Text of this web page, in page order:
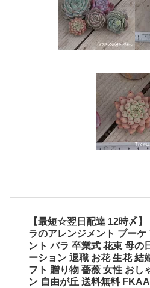
【最短☆翌日配達 12時〆
ラのアレンジメント ブーケ
ント バラ 卒業式 花束 母の
ーション 退職 お花 生花 結
フト 贈り物 薔薇 女性 おし
ン 自由が丘 送料無料 FKAA